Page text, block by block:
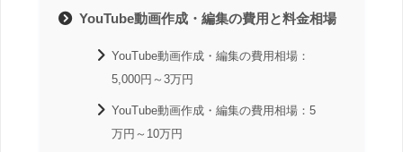
YouTube動画作成・編集の費用と料金相場
YouTube動画作成・編集の費用相場：
5,000円～3万円
YouTube動画作成・編集の費用相場：5
万円～10万円